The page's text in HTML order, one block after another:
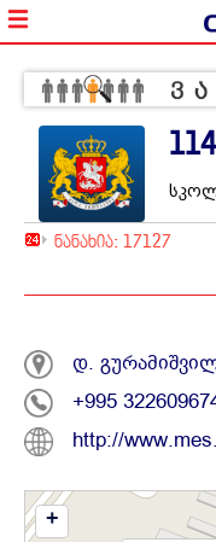
ნანახია: 17127
დ.
+995
http://
+